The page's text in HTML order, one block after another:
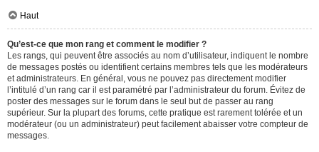
Haut
Qu’est-ce que mon rang et comment le modifier ?
Les rangs, qui peuvent être associés au nom d’utilisateur, indiquent le nombre
de messages postés ou identifient certains membres tels que les modérateurs
et administrateurs. En général, vous ne pouvez pas directement modifier
l’intitulé d’un rang car il est paramétré par l’administrateur du forum. Évitez de
poster des messages sur le forum dans le seul but de passer au rang
supérieur. Sur la plupart des forums, cette pratique est rarement tolérée et un
modérateur (ou un administrateur) peut facilement abaisser votre compteur de
messages.